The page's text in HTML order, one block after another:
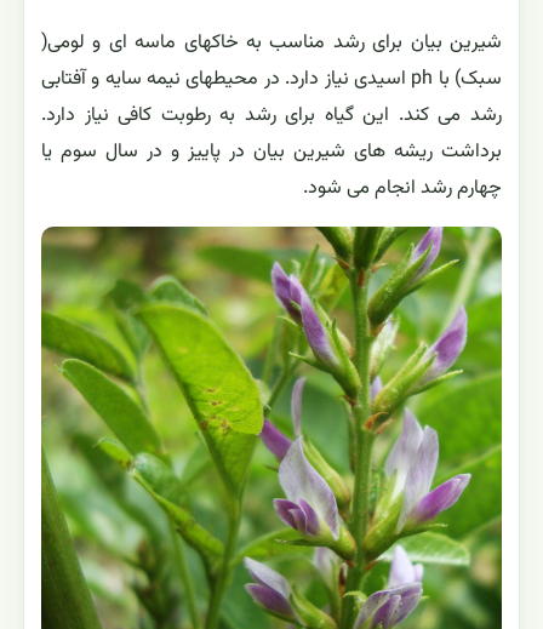
شیرین بیان برای رشد مناسب به خاکهای ماسه ای و لومی(
سبک) با ph اسیدی نیاز دارد. در محیطهای نیمه سایه و آفتابی
رشد می کند. این گیاه برای رشد به رطوبت کافی نیاز دارد.
برداشت ریشه های شیرین بیان در پاییز و در سال سوم یا
چهارم رشد انجام می شود.